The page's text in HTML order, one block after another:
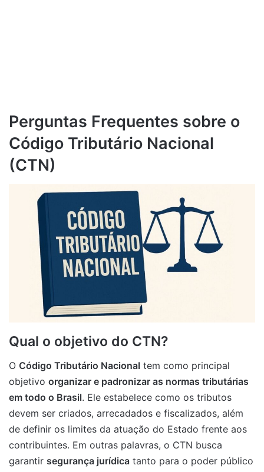
Perguntas Frequentes sobre o
Código Tributário Nacional
(CTN)
Qual o objetivo do CTN?
O Código Tributário Nacional tem como principal
objetivo organizar e padronizar as normas tributárias
em todo o Brasil. Ele estabelece como os tributos
devem ser criados, arrecadados e fiscalizados, além
de definir os limites da atuação do Estado frente aos
contribuintes. Em outras palavras, o CTN busca
garantir segurança jurídica tanto para o poder público